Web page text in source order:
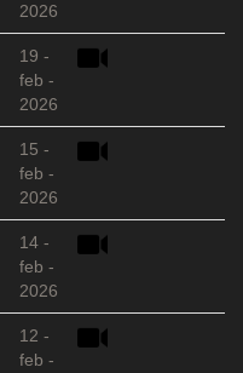
2026
19 -
feb -
2026
15 -
feb -
2026
14 -
feb -
2026
12 -
feb -